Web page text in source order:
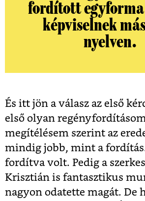
fordított
képviselnek
nyelven.
És itt jön a válasz az első
első olyan
megítélésem szerint az
mindig jobb, mint a
fordítva volt. Pedig a
Krisztián is fantasztikus
nagyon odatette magát. De